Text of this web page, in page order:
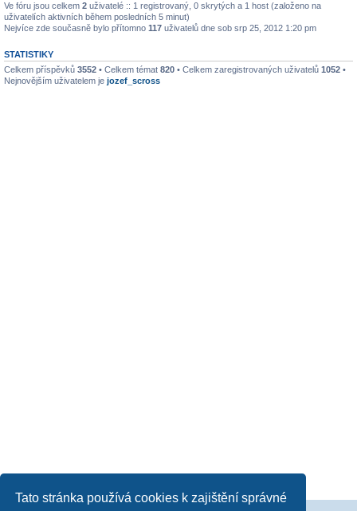
Tato stránka používá cookies k zajištění správné
Ve fóru jsou celkem 2 uživatelé :: 1 registrovaný, 0 skrytých a 1 host (založeno na
uživatelích aktivních během posledních 5 minut)
Nejvíce zde současně bylo přítomno 117 uživatelů dne sob srp 25, 2012 1:20 pm
STATISTIKY
Celkem příspěvků 3552 • Celkem témat 820 • Celkem zaregistrovaných uživatelů 1052 •
Nejnovějším uživatelem je jozef_scross